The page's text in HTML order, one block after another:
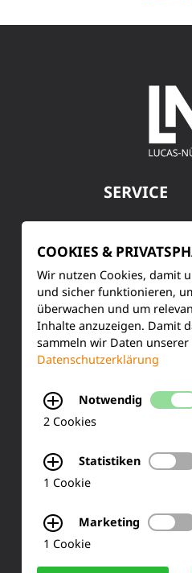
SERVICE
Training &
Ihre
50170 Kerpen
COOKIES &
Wir nutzen Cookies, damit
und sicher funktionieren,
überwachen und um
Inhalte anzuzeigen. Damit
sammeln wir Daten unserer
Datenschutzerklärung
Notwendig
2 Cookies
Statistiken
1 Cookie
Marketing
1 Cookie